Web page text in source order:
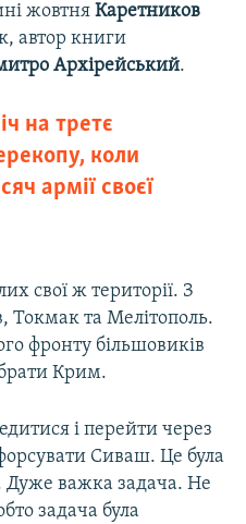
жовтня Каретников
автор книги
Архірейський.
на третє
коли
армії своєї
свої ж території. З
Токмак та Мелітополь.
фронту більшовиків
Крим.
і перейти через
Сиваш. Це була
Дуже важка задача. Не
задача була